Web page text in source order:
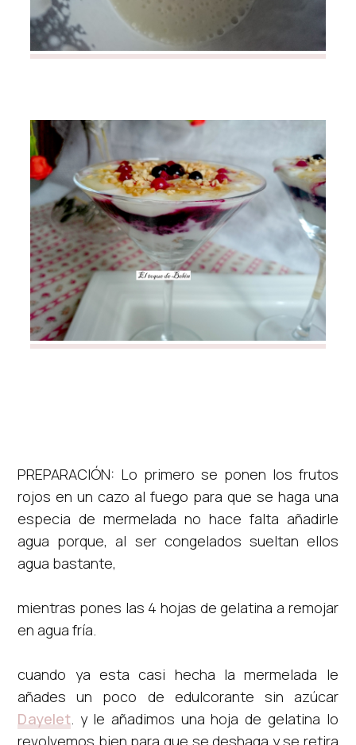
PREPARACIÓN: Lo primero se ponen los frutos
rojos en un cazo al fuego para que se haga una
especia de mermelada no hace falta añadirle
agua porque, al ser congelados sueltan ellos
agua bastante,
mientras pones las 4 hojas de gelatina a remojar
en agua fría.
cuando ya esta casi hecha la mermelada le
añades un poco de edulcorante sin azúcar
Dayelet. y le añadimos una hoja de gelatina lo